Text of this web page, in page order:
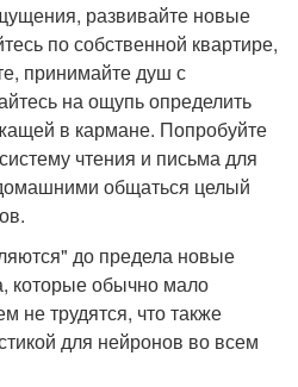
развивайте новые
по собственной квартире,
принимайте душ с
на ощупь определить
в кармане. Попробуйте
чтения и письма для
общаться целый
до предела новые
которые обычно мало
не трудятся, что также
для нейронов во всем